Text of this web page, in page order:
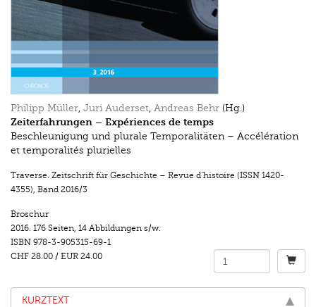
Philipp Müller, Juri Auderset, Andreas Behr (Hg.)
Zeiterfahrungen – Expériences de temps
Beschleunigung und plurale Temporalitäten – Accélération
et temporalités plurielles
Traverse. Zeitschrift für Geschichte – Revue d’histoire (ISSN 1420-
4355), Band 2016/3
Broschur
2016. 176 Seiten, 14 Abbildungen s/w.
ISBN 978-3-905315-69-1
CHF 28.00 / EUR 24.00
KURZTEXT